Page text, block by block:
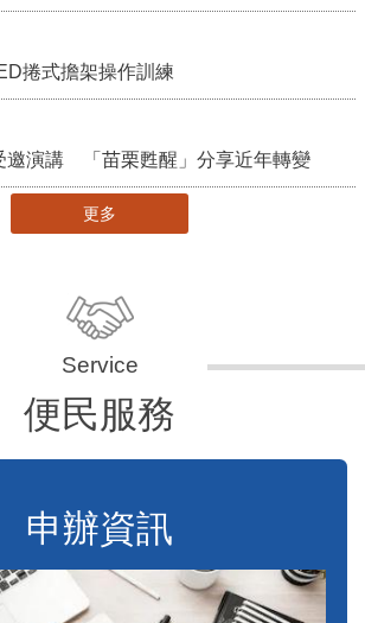
捲式擔架操作訓練
邀演講 「苗栗甦醒」分享近年轉變
更多
便民服務
申辦資訊